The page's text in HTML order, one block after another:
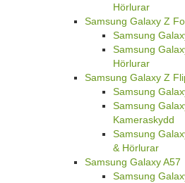
Hörlurar
Samsung Galaxy Z
Samsung
Samsung
Hörlurar
Samsung Galaxy Z
Samsung
Samsung
Kameraskydd
Samsung
& Hörlurar
Samsung Galaxy A57
Samsung